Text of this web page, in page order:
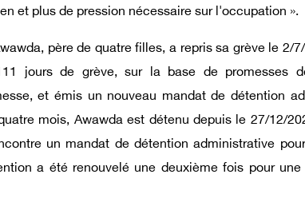
et plus de pression nécessaire sur l'occupation ».
père de quatre filles, a repris sa grève le 2/
jours de grève, sur la base de promesses
et émis un nouveau mandat de détention
mois, Awawda est détenu depuis le 27/12/
un mandat de détention administrative
a été renouvelé une deuxième fois pour